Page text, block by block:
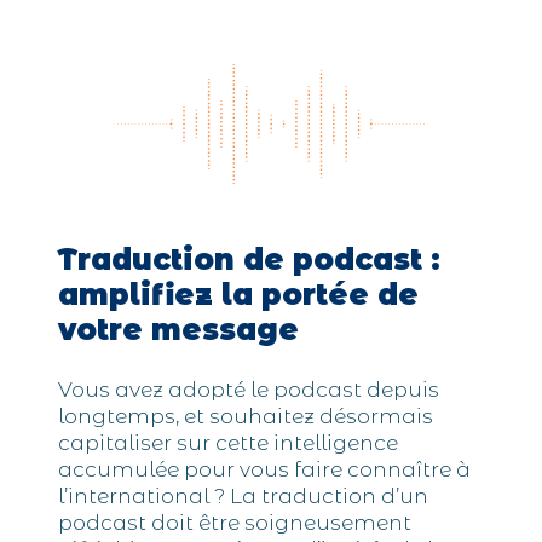
Traduction de podcast :
amplifiez la portée de
votre message
Vous avez adopté le podcast depuis
longtemps, et souhaitez désormais
capitaliser sur cette intelligence
accumulée pour vous faire connaître à
l’international ? La traduction d’un
podcast doit être soigneusement